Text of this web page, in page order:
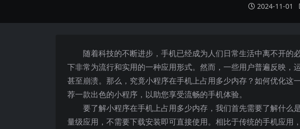
2024-11-01
随着科技的不断进步，手机已经成为人们日常生活中离不开的
下非常为流行和实用的一种应用形式。然而，一些用户普遍反映，
甚至崩溃。那么，究竟小程序在手机上占用多少内存？如何优化这
荐一款出色的小程序，以助您享受流畅的手机体验。
要了解小程序在手机上占用多少内存，我们首先需要了解什么
量级应用，不需要下载安装即可直接使用。相比于传统的手机应用